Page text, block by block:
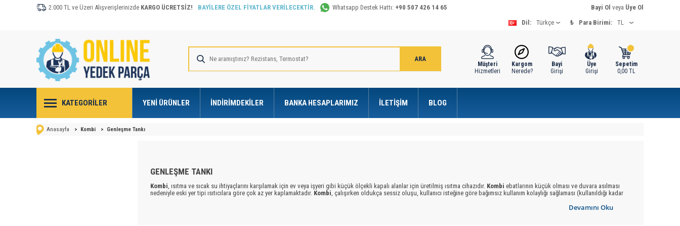
2.000 TL ve Üzeri Alışverişlerinizde KARGO ÜCRETSİZ! BAYİLERE ÖZEL FİYATLAR VERİLECEKTİR. Whatsapp Destek Hattı: +90 507 426 14 65 Bayi Ol veya Üye Ol
Dil:
₺ Para Birimi:
Sepetim
0,00TL
Üye
Girişi
Bayi
Girişi
Kargom
Nerede?
Müşteri
Hizmetleri
KATEGORILER YENI ÜRÜNLER İNDIRIMDEKILER BANKA HESAPLARIMIZ İLETIŞIM BLOG
Anasayfa > Kombi > Genleşme Tankı
Devamını Oku
GENLEŞME TANKI
Kombi , ısıtma ve sıcak su ihtiyaçlarını karşılamak için ev veya işyeri gibi küçük ölçekli kapalı alanlar için üretilmiş ısıtma cihazıdır. Kombi ebatlarının küçük olması ve duvara asılması
nedeniyle eski yer tipi ısıtıcılara göre çok az yer kaplamaktadır. Kombi , çalışırken oldukça sessiz oluşu, kullanıcı isteğine göre bağımsız kullanım kolaylığı sağlaması (kullanıldığı kadar